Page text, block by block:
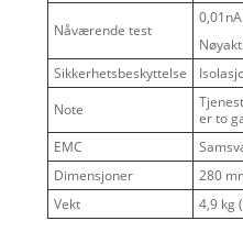
Nåværende test
Sikkerhetsbeskyttelse
Note
er to
EMC
Dimensjoner
280
Vekt
4,9 kg